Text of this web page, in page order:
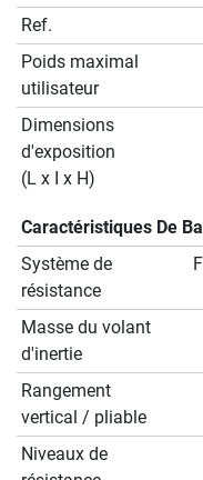
Ref.
Poids maximal
utilisateur
Dimensions
d'exposition
(L x I x H)
Caractéristiques De
Système de
résistance
Masse du volant
d'inertie
Rangement
vertical / pliable
Niveaux de